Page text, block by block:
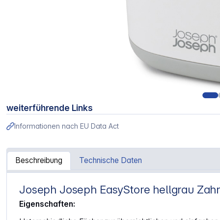
weiterführende Links
Informationen nach EU Data Act
Beschreibung Technische Daten
Artikelinformationen "Joseph Joseph EasyStore hellgrau
Joseph Joseph EasyStore hellgrau
Eigenschaften: